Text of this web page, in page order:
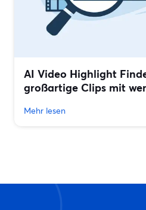
AI Video Highlight
großartige Clips mit
Mehr lesen